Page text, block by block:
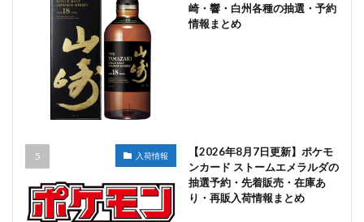
崎・響・白州各種の抽選・予約
情報まとめ
入荷情報
【2026年8月7日更新】ポケモ
ンカード ストームエメラルダの
抽選予約・先着販売・在庫あ
り・再販入荷情報まとめ